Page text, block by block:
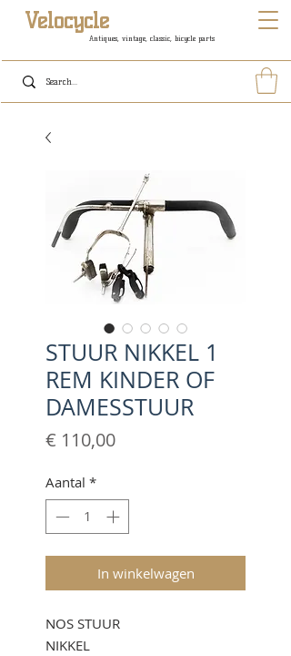
Antiques, vintage, classic, bicycle parts
Velocycle
STUUR NIKKEL 1
REM KINDER OF
DAMESSTUUR
€ 110,00Prijs
Aantal *
In winkelwagen
NOS STUUR
NIKKEL